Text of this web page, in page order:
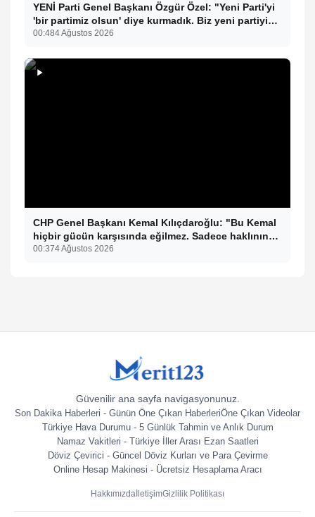
YENİ Parti Genel Başkanı Özgür Özel: "Yeni Parti'yi
'bir partimiz olsun' diye kurmadık. Biz yeni partiyi
iktidar olsun, milleti iktidara getirsin diye kurduk."
00:484 Ağustos 2026
CHP Genel Başkanı Kemal Kılıçdaroğlu: "Bu Kemal
hiçbir gücün karşısında eğilmez. Sadece haklının
önünde eğiliriz."
00:374 Ağustos 2026
Güvenilir ana sayfa navigasyonunuz.
Son Dakika Haberleri - Günün Öne Çıkan HaberleriÖne Çıkan Videolar
Türkiye Hava Durumu - 5 Günlük Tahmin ve Anlık Durum
Namaz Vakitleri - Türkiye İller Arası Ezan Saatleri
Döviz Çevirici - Güncel Döviz Kurları ve Para Çevirme
Online Hesap Makinesi - Ücretsiz Hesaplama Aracı
Hakkımızda İletişimGizlilik Politikası